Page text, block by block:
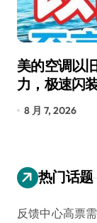
美的空调以
力，极速闪
8 月 7, 2026
热门话题
反馈中心高票